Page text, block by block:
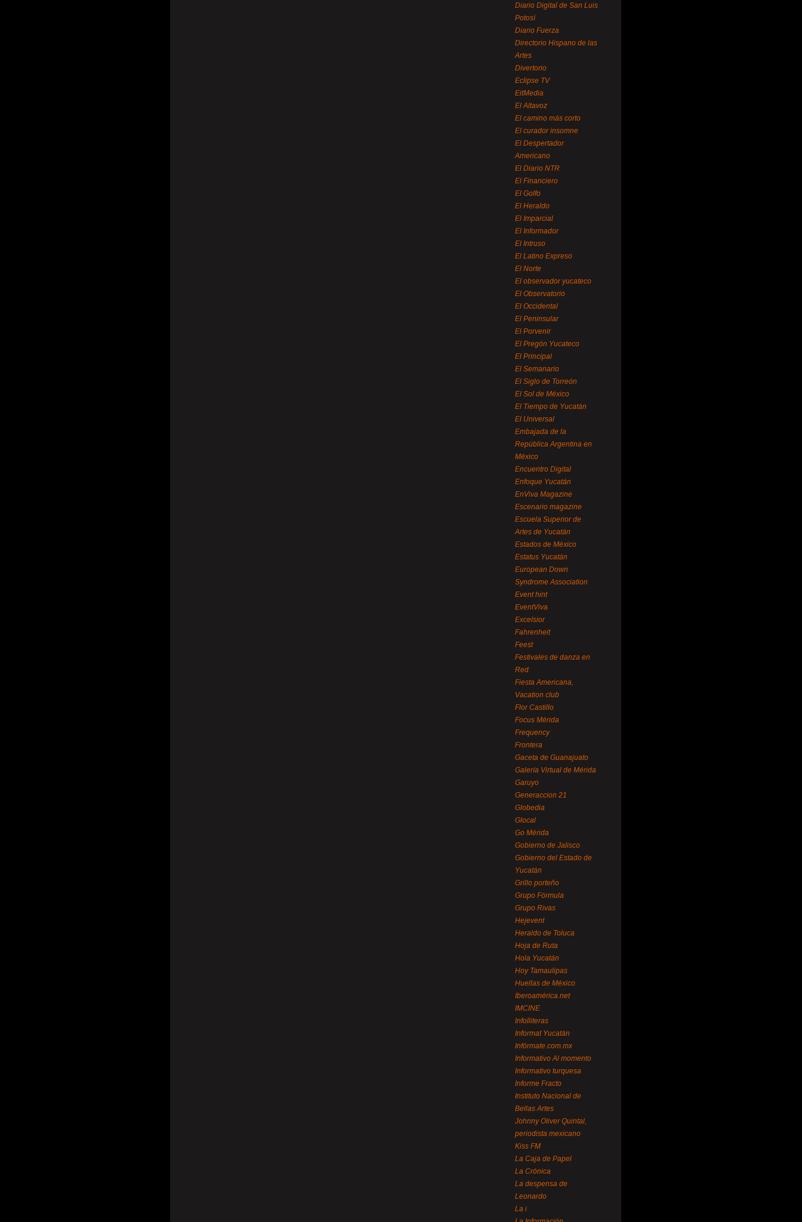
Diario Digital de San Luis
Potosí
Diario Fuerza
Directorio Hispano de las
Artes
Divertorio
Eclipse TV
EitMedia
El Altavoz
El camino más corto
El curador insomne
El Despertador
Americano
El Diario NTR
El Financiero
El Golfo
El Heraldo
El Imparcial
El Informador
El Intruso
El Latino Expreso
El Norte
El observador yucateco
El Observatorio
El Occidental
El Peninsular
El Porvenir
El Pregón Yucateco
El Principal
El Semanario
El Siglo de Torreón
El Sol de México
El Tiempo de Yucatán
El Universal
Embajada de la
República Argentina en
México
Encuentro Digital
Enfoque Yucatán
EnViva Magazine
Escenario magazine
Escuela Superior de
Artes de Yucatán
Estados de México
Estatus Yucatán
European Down
Syndrome Association
Event hint
EventViva
Excelsior
Fahrenheit
Feest
Festivales de danza en
Red
Fiesta Americana,
Vacation club
Flor Castillo
Focus Mérida
Frequency
Frontera
Gaceta de Guanajuato
Galería Virtual de Mérida
Garuyo
Generaccion 21
Globedia
Glocal
Go Mérida
Gobierno de Jalisco
Gobierno del Estado de
Yucatán
Grillo porteño
Grupo Fórmula
Grupo Rivas
Hejevent
Heraldo de Toluca
Hoja de Ruta
Hola Yucatán
Hoy Tamaulipas
Huellas de México
Iberoamérica.net
IMCINE
Infolliteras
Informat Yucatán
Infórmate.com.mx
Informativo Al momento
Informativo turquesa
Informe Fracto
Instituto Nacional de
Bellas Artes
Johnny Oliver Quintal,
periodista mexicano
Kiss FM
La Caja de Papel
La Crónica
La despensa de
Leonardo
La i